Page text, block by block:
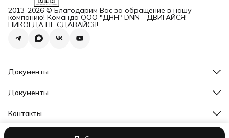
2013-2026 © Благодарим Вас за обращение в нашу
компанию! Команда ООО "ДНН" DNN - ДВИГАЙСЯ!
НИКОГДА НЕ СДАВАЙСЯ!
Документы
ОГРН
Карточка ООО ДННСПОРТ
Сертификат соответствия
Карточка ООО ДНН
Документы
Прайс ДНН 12-2025
Свидетельство на товарный знак
Отказное письмо DNN
Заявление на возврат товара физ лицо
Контакты
Адрес